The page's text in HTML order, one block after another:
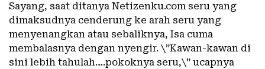
Sayang, saat ditanya Netizenku.com seru yang
dimaksudnya cenderung ke arah seru yang
menyenangkan atau sebaliknya, Isa cuma
membalasnya dengan nyengir. \”Kawan-kawan di
sini lebih tahulah….pokoknya seru,\” ucapnya